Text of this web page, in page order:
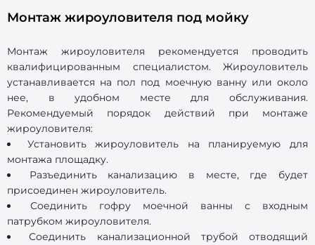
Монтаж жироуловителя под мойку
Монтаж жироуловителя рекомендуется проводить
квалифицированным специалистом. Жироуловитель
устанавливается на пол под моечную ванну или около
нее, в удобном месте для обслуживания.
Рекомендуемый порядок действий при монтаже
жироуловителя:
Установить жироуловитель на планируемую для
монтажа площадку.
Разъединить канализацию в месте, где будет
присоединен жироуловитель.
Соединить гофру моечной ванны с входным
патрубком жироуловителя.
Соединить канализационной трубой отводящий